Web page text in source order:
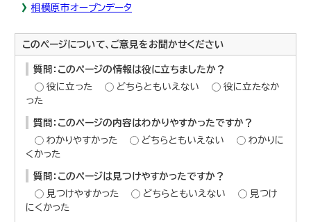
相模原市オープンデータ
このページについて、ご意見をお聞かせください
質問：このページの情報は役に立ちましたか？
役に立った
どちらともいえない
役に立たなか
った
質問：このページの内容はわかりやすかったですか？
わかりやすかった
どちらともいえない
わかりに
くかった
質問：このページは見つけやすかったですか？
見つけやすかった
どちらともいえない
見つけ
にくかった